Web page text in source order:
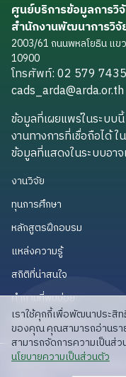
ศูนย์บริการข้อมูลการวิ
สำนักงานพัฒนาการวิจั
2003/61 ถนนพหลโยธิน แข
10900
โทรศัพท์: 02 579
cads_arda@arda.or.th
ข้อมูลที่เผยแพร่ในระบบ
งานทางการที่เชื่อถือได้
ข้อมูลที่แสดงในระบบอา
งานวิจัย
ทุนการศึกษา
หลักสูตรฝึกอบรม
แหล่งความรู้แหล่งความรู้
สถิติที่น่าสนใจ
คำถามที่พบบ่อยคำถามที่พบ
API สำหรับนักพัฒนาAPI ส
ลิขสิทธิ์ © 2025 สวก: สำนัก
เราใช้คุกกี้เพื่อพัฒนาประสิ
ของคุณ คุณสามารถอ่านรา
สามารถจัดการความเป็นส่
read privacy policy
นโยบายความเป็นส่วนตัว